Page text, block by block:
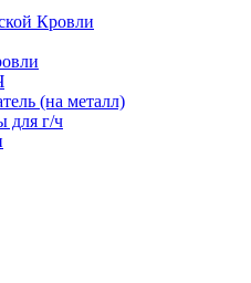
Кровли
(на металл)
для г/ч